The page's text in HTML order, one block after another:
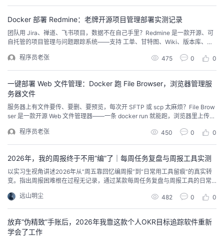
和习惯切换问题。最后给出三条实在的选型建议，提醒读者想清楚“最痛的到底
Docker 部署 Redmine：老牌开源项目管理部署实测记录
团队用 Jira、禅道、飞书项目，数据不在自己手里？Redmine 是一款开源、可
自托管的项目管理与问题跟踪系统——支持 工单、甘特图、Wiki、版本库、时
打开就能建项目、派任务、看进度，数据全在你自己的服务器上。本文带你完
成一次 Redmine Docker Compose 私有化部署。
程序员老张 475 0 0
一键部署 Web 文件管理：Docker 跑 File Browser，浏览器管理服
务器文件
服务器上有文件要传、要删、要预览，每次开 SFTP 或 scp 太麻烦？File Brow
ser 是一款开源 Web 文件管理器——一条 docker run 就能跑，浏览器里上传、
e Browser 一条命令 Docker 部署。
程序员老张 450 0 0
2026年，我的周报终于不用“编”了｜每周任务复盘与周报工具实测
以实习生视角讲述2026年从“周五靠回忆编周报”到“日常用工具留痕”的真实转
变。指出周报困难根在过程无记录，通过某款每周任务复盘与周报工具的日常
限，并给出“随手记录、周末整理”的实操建议，行文克制低调。
远山明尘 482 0 0
放弃“伪精致”手账后，2026年我靠这款个人OKR目标追踪软件重新
学会了工作